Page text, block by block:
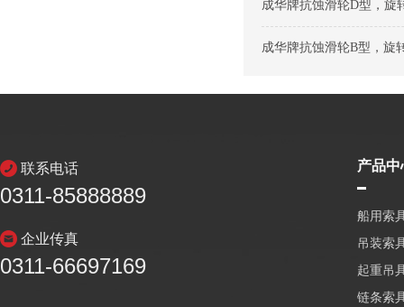
成华牌抗蚀滑轮D型，旋
成华牌抗蚀滑轮B型，旋
联系电话
0311-85888889
企业传真
0311-66697169
产品中
船用索
吊装索
起重吊
链条索